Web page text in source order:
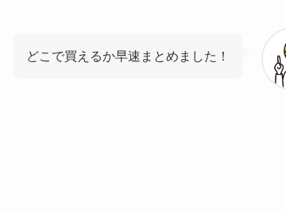
どこで買えるか早速まとめました！